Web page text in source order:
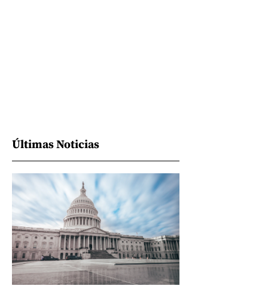
Últimas Noticias